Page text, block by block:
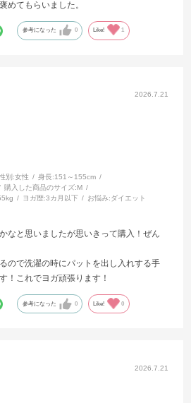
めてもらいました。
参考になった 0 Like! 1
2026.7.21
別:女性 身長:151～155cm
購入した商品のサイズ:M
ヨガ歴:3カ月以下 お悩み:ダイエット
なと思いましたが思いきって購入！ぜん
ので洗濯の時にパットを出し入れする手
！これでヨガ頑張ります！
参考になった 0 Like! 0
2026.7.21